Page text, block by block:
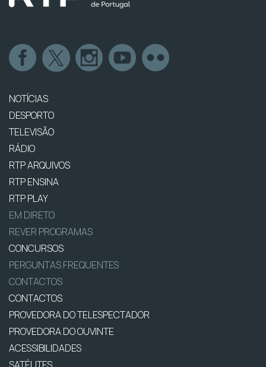
NOTÍCIAS
DESPORTO
TELEVISÃO
RÁDIO
RTP ARQUIVOS
RTP ENSINA
RTP PLAY
EM DIRETO
REVER PROGRAMAS
CONCURSOS
PERGUNTAS FREQUENTES
CONTACTOS
CONTACTOS
PROVEDORA DO TELESPECTADOR
PROVEDORA DO OUVINTE
ACESSIBILIDADES